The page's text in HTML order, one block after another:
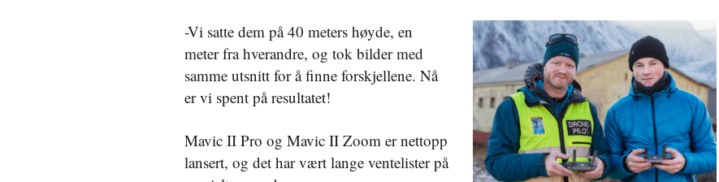
-Vi satte dem på 40 meters høyde, en
meter fra hverandre, og tok bilder med
samme utsnitt for å finne forskjellene. Nå
er vi spent på resultatet!
Mavic II Pro og Mavic II Zoom er nettopp
lansert, og det har vært lange ventelister på